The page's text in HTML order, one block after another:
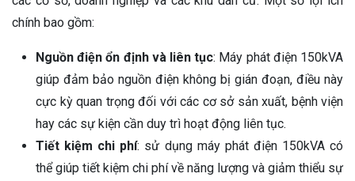
chính bao gồm:
Nguồn điện ổn định và liên tục: Máy phát điện 150kVA
giúp đảm bảo nguồn điện không bị gián đoạn, điều này
cực kỳ quan trọng đối với các cơ sở sản xuất, bệnh viện
hay các sự kiện cần duy trì hoạt động liên tục.
Tiết kiệm chi phí: sử dụng máy phát điện 150kVA có
thể giúp tiết kiệm chi phí về năng lượng và giảm thiểu sự